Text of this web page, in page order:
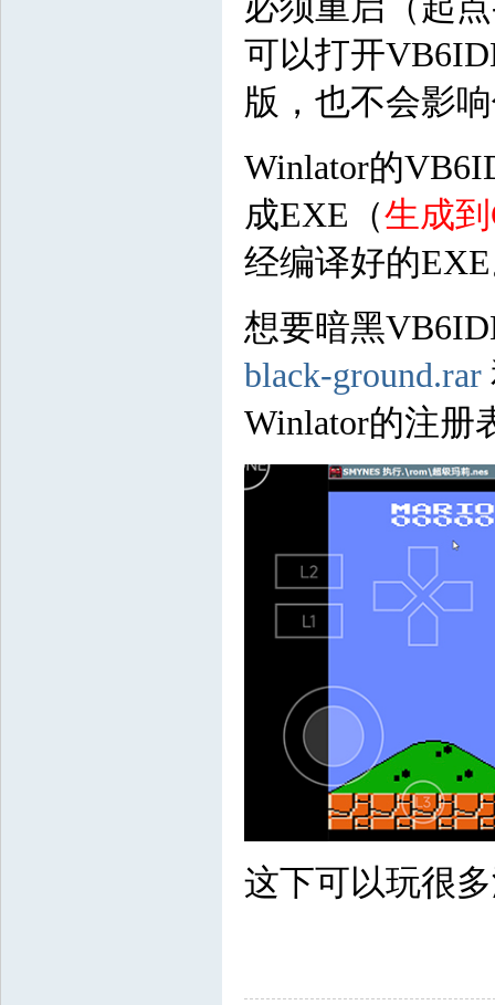
可以打开
版，也不会影
Winlator的
成EXE（生成
经编译好的
想要暗黑
black-ground.rar
Winlator的注册
这下可以玩很